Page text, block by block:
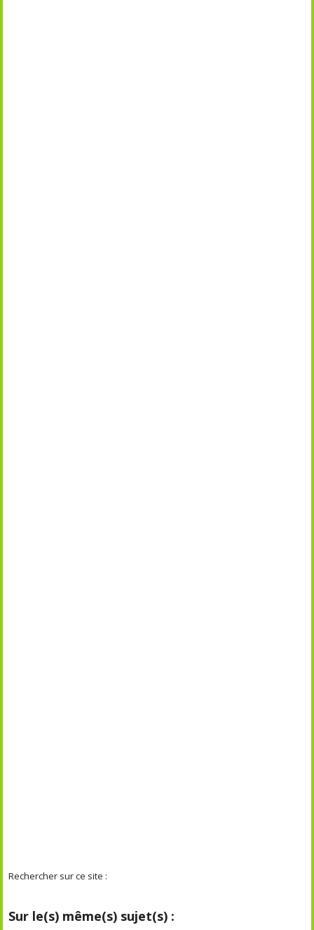
Rechercher sur ce site :
Sur le(s) même(s) sujet(s) :